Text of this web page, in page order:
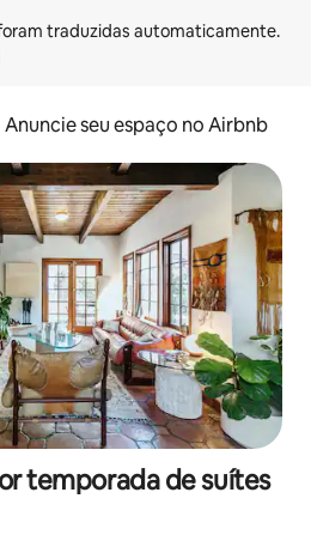
Anuncie seu espaço no Airbnb
temporada de suítes